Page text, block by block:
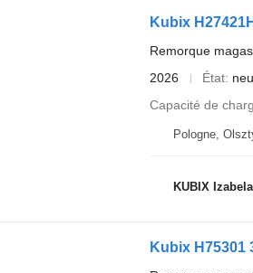
Kubix
Remorque
2026
État
Capacité de
Pologne,
KUBIX
Kubix H75301